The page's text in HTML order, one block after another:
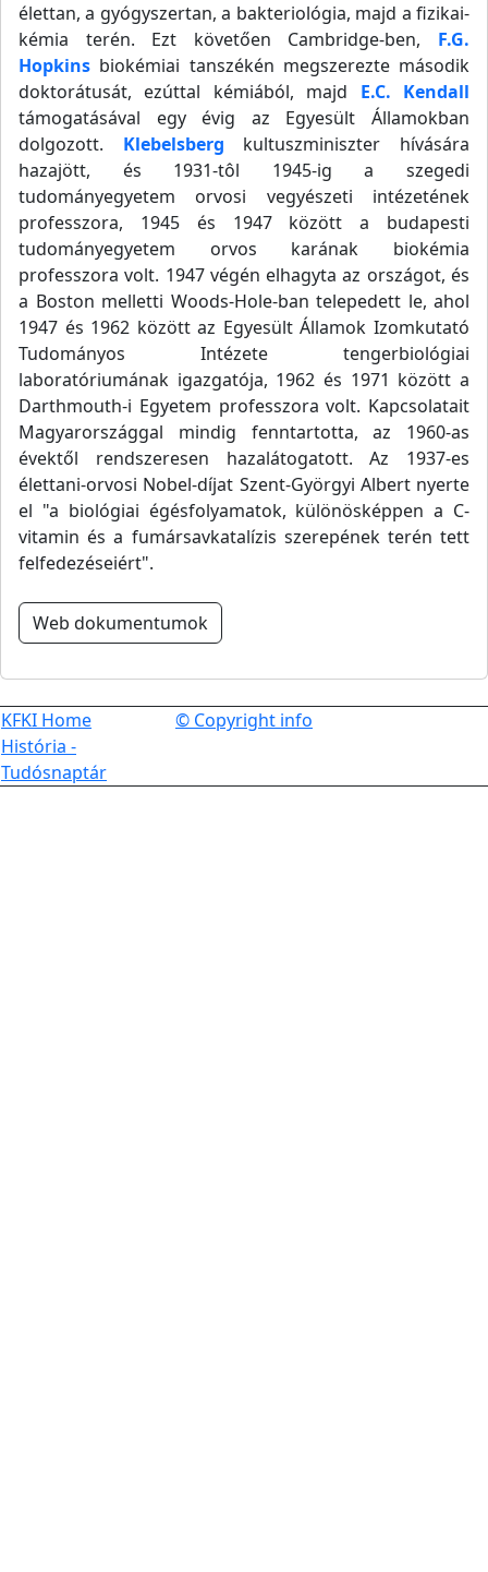
élettan, a gyógyszertan, a bakteriológia, majd a fizikai-
kémia terén. Ezt követően Cambridge-ben, F.G.
Hopkins biokémiai tanszékén megszerezte második
doktorátusát, ezúttal kémiából, majd E.C. Kendall
támogatásával egy évig az Egyesült Államokban
dolgozott. Klebelsberg kultuszminiszter hívására
hazajött, és 1931-tôl 1945-ig a szegedi
tudományegyetem orvosi vegyészeti intézetének
professzora, 1945 és 1947 között a budapesti
tudományegyetem orvos karának biokémia
professzora volt. 1947 végén elhagyta az országot, és
a Boston melletti Woods-Hole-ban telepedett le, ahol
1947 és 1962 között az Egyesült Államok Izomkutató
Tudományos Intézete tengerbiológiai
laboratóriumának igazgatója, 1962 és 1971 között a
Darthmouth-i Egyetem professzora volt. Kapcsolatait
Magyarországgal mindig fenntartotta, az 1960-as
évektől rendszeresen hazalátogatott. Az 1937-es
élettani-orvosi Nobel-díjat Szent-Györgyi Albert nyerte
el "a biológiai égésfolyamatok, különösképpen a C-
vitamin és a fumársavkatalízis szerepének terén tett
felfedezéseiért".
Web dokumentumok
KFKI Home
História -
Tudósnaptár
© Copyright info